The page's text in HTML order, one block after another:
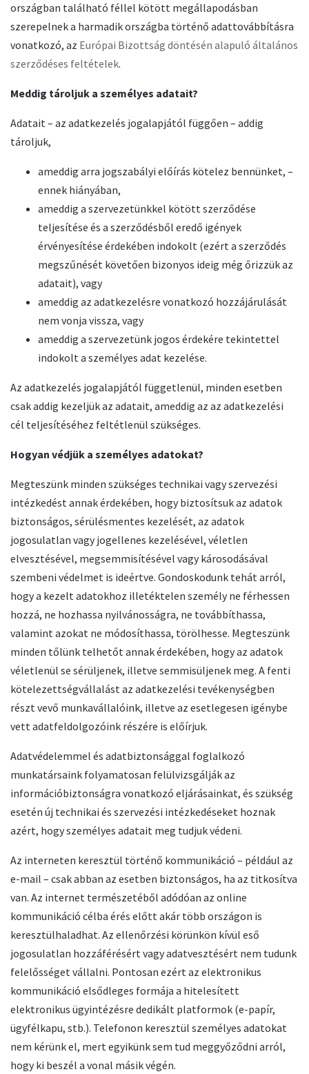
országban található féllel kötött megállapodásban
szerepelnek a harmadik országba történő adattovábbításra
vonatkozó, az Európai Bizottság döntésén alapuló általános
szerződéses feltételek.
Meddig tároljuk a személyes adatait?
Adatait – az adatkezelés jogalapjától függően – addig
tároljuk,
ameddig arra jogszabályi előírás kötelez bennünket, –
ennek hiányában,
ameddig a szervezetünkkel kötött szerződése
teljesítése és a szerződésből eredő igények
érvényesítése érdekében indokolt (ezért a szerződés
megszűnését követően bizonyos ideig még őrizzük az
adatait), vagy
ameddig az adatkezelésre vonatkozó hozzájárulását
nem vonja vissza, vagy
ameddig a szervezetünk jogos érdekére tekintettel
indokolt a személyes adat kezelése.
Az adatkezelés jogalapjától függetlenül, minden esetben
csak addig kezeljük az adatait, ameddig az az adatkezelési
cél teljesítéséhez feltétlenül szükséges.
Hogyan védjük a személyes adatokat?
Megteszünk minden szükséges technikai vagy szervezési
intézkedést annak érdekében, hogy biztosítsuk az adatok
biztonságos, sérülésmentes kezelését, az adatok
jogosulatlan vagy jogellenes kezelésével, véletlen
elvesztésével, megsemmisítésével vagy károsodásával
szembeni védelmet is ideértve. Gondoskodunk tehát arról,
hogy a kezelt adatokhoz illetéktelen személy ne férhessen
hozzá, ne hozhassa nyilvánosságra, ne továbbíthassa,
valamint azokat ne módosíthassa, törölhesse. Megteszünk
minden tőlünk telhetőt annak érdekében, hogy az adatok
véletlenül se sérüljenek, illetve semmisüljenek meg. A fenti
kötelezettségvállalást az adatkezelési tevékenységben
részt vevő munkavállalóink, illetve az esetlegesen igénybe
vett adatfeldolgozóink részére is előírjuk.
Adatvédelemmel és adatbiztonsággal foglalkozó
munkatársaink folyamatosan felülvizsgálják az
információbiztonságra vonatkozó eljárásainkat, és szükség
esetén új technikai és szervezési intézkedéseket hoznak
azért, hogy személyes adatait meg tudjuk védeni.
Az interneten keresztül történő kommunikáció – például az
e-mail – csak abban az esetben biztonságos, ha az titkosítva
van. Az internet természetéből adódóan az online
kommunikáció célba érés előtt akár több országon is
keresztülhaladhat. Az ellenőrzési körünkön kívül eső
jogosulatlan hozzáférésért vagy adatvesztésért nem tudunk
felelősséget vállalni. Pontosan ezért az elektronikus
kommunikáció elsődleges formája a hitelesített
elektronikus ügyintézésre dedikált platformok (e-papír,
ügyfélkapu, stb.). Telefonon keresztül személyes adatokat
nem kérünk el, mert egyikünk sem tud meggyőződni arról,
hogy ki beszél a vonal másik végén.